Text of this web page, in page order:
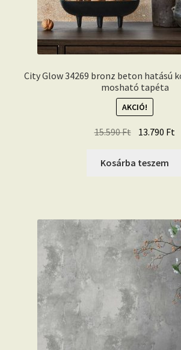
City Glow 34269 bronz beton hatású
mosható tapéta
AKCIÓ!
15.590Ft Original
was:
13.790 Ft
Kosárba teszem